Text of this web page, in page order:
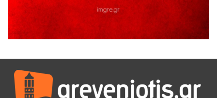
41η Γιορτή Κρασιού στο Τρίκωμο – «Γιορτή Παράδοσης»
5 Αυγούστου 2026
ΕΥΧΑΡΙΣΤΙΕΣ Φυσιολατρικού Συλλόγου Γρεβενών
4 Αυγούστου 2026